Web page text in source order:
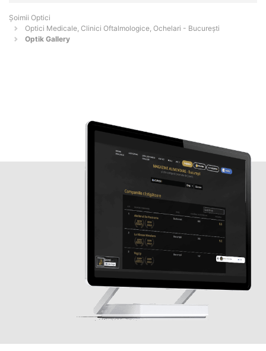
Șoimii Optici
Optici Medicale, Clinici Oftalmologice, Ochelari - Bucureşti
Optik Gallery